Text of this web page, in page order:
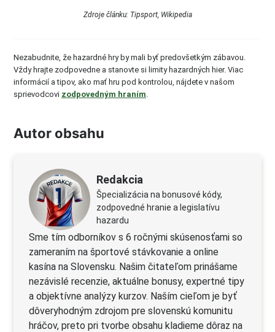
Zdroje článku: Tipsport, Wikipedia
Nezabudnite, že hazardné hry by mali byť predovšetkým zábavou.
Vždy hrajte zodpovedne a stanovte si limity hazardných hier. Viac
informácií a tipov, ako mať hru pod kontrolou, nájdete v našom
sprievodcovi zodpovedným hraním
Autor obsahu
Redakcia
Špecializácia na bonusové kódy,
zodpovedné hranie a legislatívu
hazardu
Sme tím odborníkov s 6 ročnými skúsenosťami so
zameraním na športové stávkovanie a online
kasína na Slovensku. Našim čitateľom prinášame
nezávislé recenzie, aktuálne bonusy, expertné tipy
a objektívne analýzy kurzov. Naším cieľom je byť
dôveryhodným zdrojom pre slovenskú komunitu
hráčov, preto pri tvorbe obsahu kladieme dôraz na